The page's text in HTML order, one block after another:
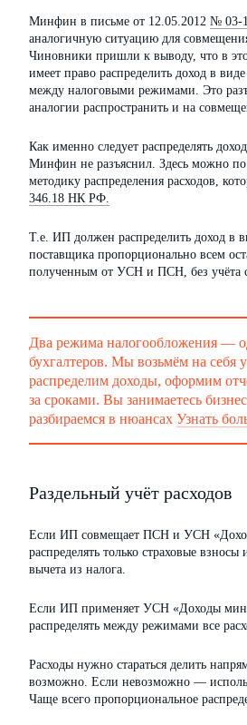
Минфин в письме от 12.05.2012 № 03-
аналогичную ситуацию для
Чиновники пришли к выводу, что в
имеет право распределить доход в
между налоговыми режимами. Это
аналогии распространить и на
Как именно следует распределять
Минфин не разъяснил. Здесь можно
методику распределения расходов,
346.18 НК РФ.
Т.е. ИП должен распределить доход в
поставщика пропорционально всем
полученным от УСН и ПСН, без учёта
Два режима налогообложения —
бухгалтеров. Мы возьмём на себя
распределим доходы, оформим
за сроками. Вы занимаетесь
разбираемся в нюансах Узнать
Раздельный учёт расходов
Если ИП совмещает ПСН и УСН
распределять только страховые
вычета из налога.
Если ИП применяет УСН «Доходы
распределять между режимами все
Расходы нужно стараться делить
возможно. Если невозможно —
Чаще всего пропорциональное